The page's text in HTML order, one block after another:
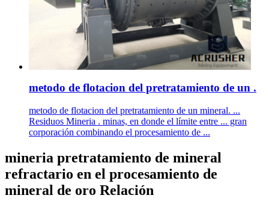
metodo de flotacion del pretratamiento de un .
metodo de flotacion del pretratamiento de un mineral. ...
Residuos Mineria . minas, en donde el límite entre ... gran
corporación combinando el procesamiento de ...
mineria pretratamiento de mineral
refractario en el procesamiento de
mineral de oro Relación